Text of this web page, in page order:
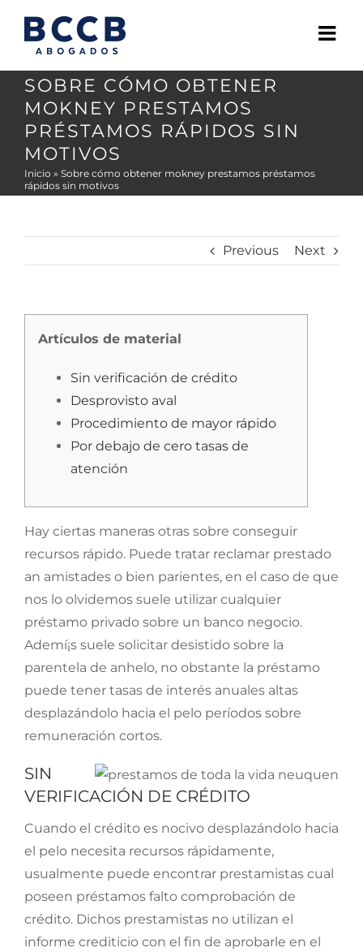
content
SOBRE CÓMO OBTENER
MOKNEY PRESTAMOS
PRÉSTAMOS RÁPIDOS SIN
MOTIVOS
Inicio » Sobre cómo obtener mokney prestamos préstamos
rápidos sin motivos
Previous Next
Artículos de material
Sin verificación de crédito
Desprovisto aval
Procedimiento de mayor rápido
Por debajo de cero tasas de
atención
Hay ciertas maneras otras sobre conseguir
recursos rápido. Puede tratar reclamar prestado
an amistades o bien parientes, en el caso de que
nos lo olvidemos suele utilizar cualquier
préstamo privado sobre un banco negocio.
Ademí¡s suele solicitar desistido sobre la
parentela de anhelo, no obstante la préstamo
puede tener tasas de interés anuales altas
desplazándolo hacia el pelo períodos sobre
remuneración cortos.
SIN
VERIFICACIÓN DE CRÉDITO
Cuando el crédito es nocivo desplazándolo hacia
el pelo necesita recursos rápidamente,
usualmente puede encontrar prestamistas cual
poseen préstamos falto comprobación de
crédito. Dichos prestamistas no utilizan el
informe crediticio con el fin de aprobarle en el